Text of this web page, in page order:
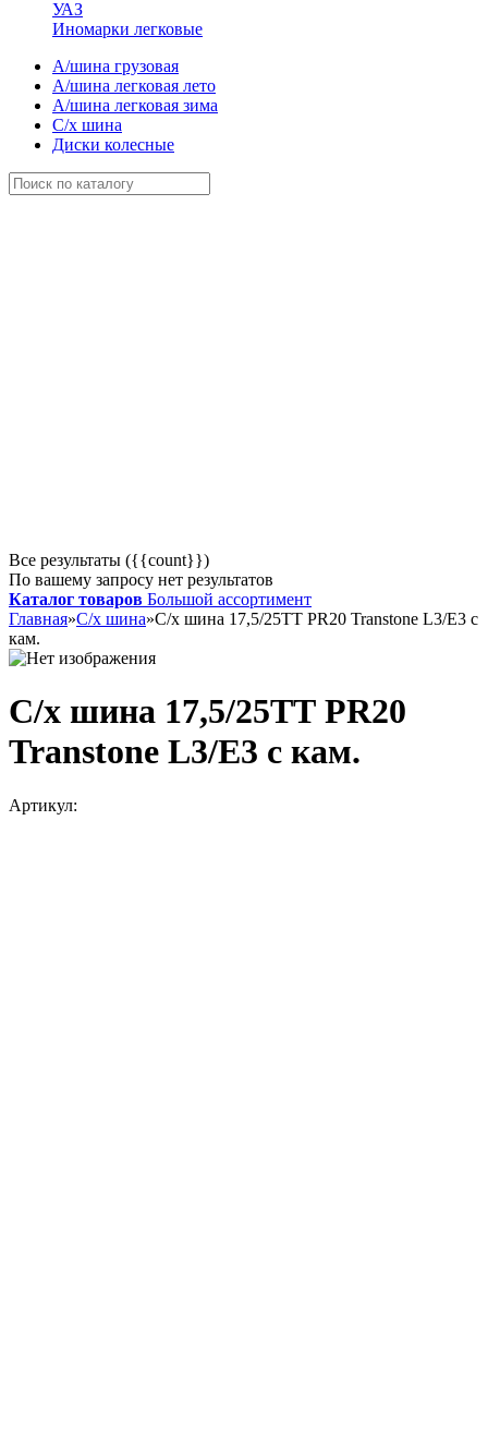
УАЗ
Иномарки легковые
А/шина грузовая
А/шина легковая лето
А/шина легковая зима
С/х шина
Диски колесные
Все результаты ({{count}})
По вашему запросу нет результатов
Каталог товаров Большой ассортимент
Главная»С/х шина»С/х шина 17,5/25ТТ PR20 Transtone L3/E3 с
кам.
С/х шина 17,5/25ТТ PR20
Transtone L3/E3 с кам.
Артикул: